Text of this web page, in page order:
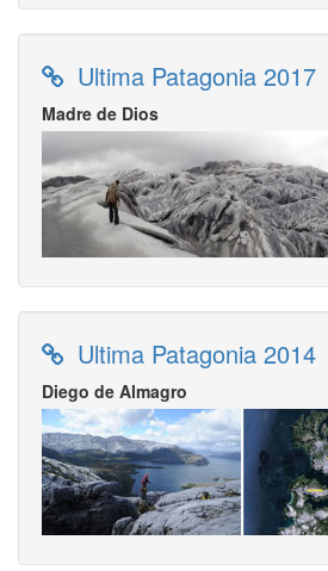
Ultima Patagonia 2017
Madre de Dios
Ultima Patagonia 2014
Diego de Almagro